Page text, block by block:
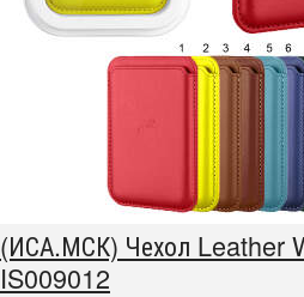
(ИСА.МСК) Чехол Leather
IS009012